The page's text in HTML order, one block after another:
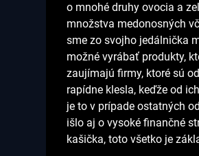
o mnohé druhy ovocia a
množstva medonosných
sme zo svojho jedálnička
možné vyrábať produkty,
zaujímajú firmy, ktoré sú
rapídne klesla, keďže od
je to v prípade ostatných
išlo aj o vysoké finančné
kašička, toto všetko je